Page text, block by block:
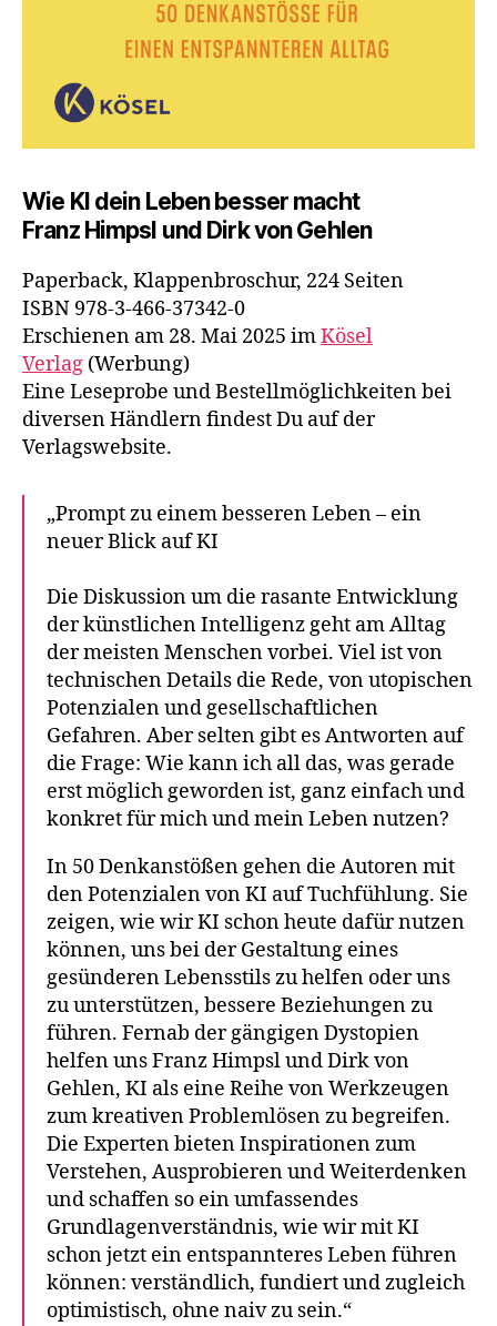
Wie KI dein Leben besser macht
Franz Himpsl und Dirk von Gehlen
Paperback, Klappenbroschur, 224 Seiten
ISBN 978-3-466-37342-0
Erschienen am 28. Mai 2025 imKösel
Verlag (Werbung)
Eine Leseprobe und Bestellmöglichkeiten bei
diversen Händlern findest Du auf der
Verlagswebsite.
„Prompt zu einem besseren Leben – ein
neuer Blick auf KI
Die Diskussion um die rasante Entwicklung
der künstlichen Intelligenz geht am Alltag
der meisten Menschen vorbei. Viel ist von
technischen Details die Rede, von utopischen
Potenzialen und gesellschaftlichen
Gefahren. Aber selten gibt es Antworten auf
die Frage: Wie kann ich all das, was gerade
erst möglich geworden ist, ganz einfach und
konkret für mich und mein Leben nutzen?
In 50 Denkanstößen gehen die Autoren mit
den Potenzialen von KI auf Tuchfühlung. Sie
zeigen, wie wir KI schon heute dafür nutzen
können, uns bei der Gestaltung eines
gesünderen Lebensstils zu helfen oder uns
zu unterstützen, bessere Beziehungen zu
führen. Fernab der gängigen Dystopien
helfen uns Franz Himpsl und Dirk von
Gehlen, KI als eine Reihe von Werkzeugen
zum kreativen Problemlösen zu begreifen.
Die Experten bieten Inspirationen zum
Verstehen, Ausprobieren und Weiterdenken
und schaffen so ein umfassendes
Grundlagenverständnis, wie wir mit KI
schon jetzt ein entspannteres Leben führen
können: verständlich, fundiert und zugleich
optimistisch, ohne naiv zu sein.“